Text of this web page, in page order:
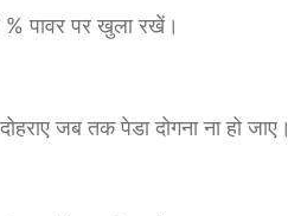
% पावर पर खुला रखें।
जब तक पेडा दोगना ना हो जाए।